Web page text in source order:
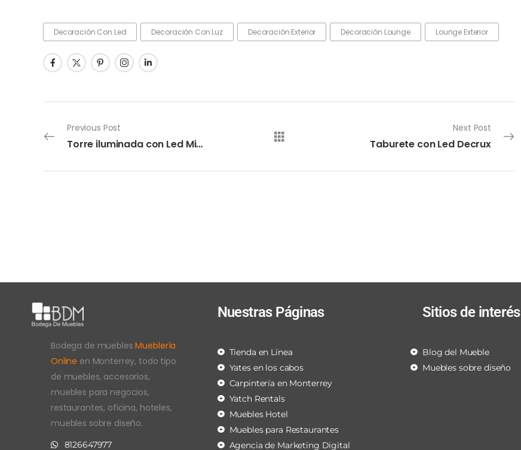
Decoración Con Led Decoración Con Luz Decoración Exterior Decoración Lounge Lounge Exterior
Previous Post
Torre iluminada con Led Minka
Next Post
Taburete con Led Decrux
Bodega de mueblesMueblería
Online en Monterrey, todo tipo
de muebles, accesorios,
muebles para negocios,
restaurantes, oficina, hoteles,
muebles sobre diseño.
8126647977
Nuestras Páginas
Tienda en Línea
Yates en los cabos
Carpintería en Monterrey
Yatch Rentals
Muebles Hotel
Muebles para Restaurantes
Agencia de Marketing Digital
Sitios de interés
Blog del Mueble
Muebles sobre diseño